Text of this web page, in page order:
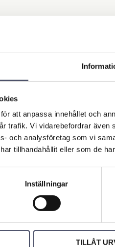
att anpassa innehållet och
trafik. Vi vidarebefordrar även
och analysföretag som vi
tillhandahållit eller som de
Inställningar
TILLÅT